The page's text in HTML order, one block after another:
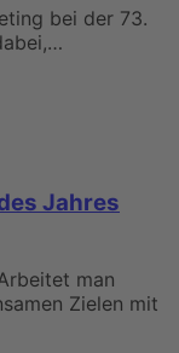
bei der 73.
Jahres
man
Zielen mit